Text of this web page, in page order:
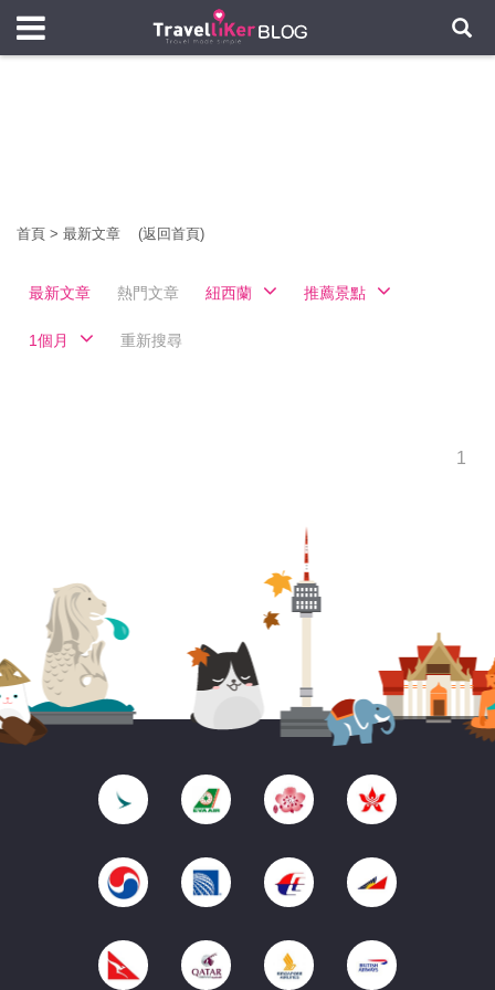
首頁 > 最新文章 (返回首頁)
最新文章 熱門文章 紐西蘭 推薦景點
1個月 重新搜尋
1